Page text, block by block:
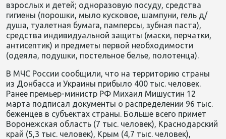
взрослых и детей; одноразовую посуду, средства
гигиены (порошки, мыло кусковое, шампуни, гель д/
душа, туалетная бумага, памперсы, зубная паста),
средства индивидуальной защиты (маски, перчатки,
антисептик) и предметы первой необходимости
(одеяла, подушки, постельное белье, полотенца).
В МЧС России сообщили, что на территорию страны
из Донбасса и Украины прибыло 400 тыс. человек.
Ранее премьер-министр РФ Михаил Мишустин 12
марта подписал документы о распределении 96 тыс.
беженцев в субъектах страны. Больше всего примет
Воронежская область (7 тыс. человек), Краснодарский
край (5,3 тыс. человек), Крым (4,7 тыс. человек),